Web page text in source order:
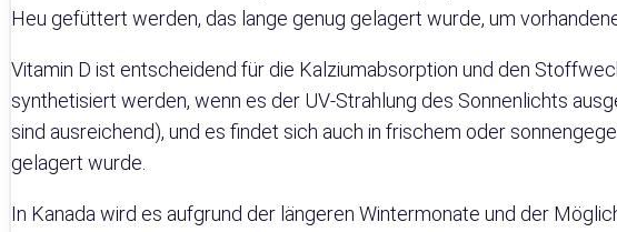
Heu gefüttert werden, das lange genug gelagert wurde, um
Vitamin D ist entscheidend für die Kalziumabsorption und den
synthetisiert werden, wenn es der UV-Strahlung des Sonnenlichts
sind ausreichend), und es findet sich auch in frischem oder
gelagert wurde.
In Kanada wird es aufgrund der längeren Wintermonate und der